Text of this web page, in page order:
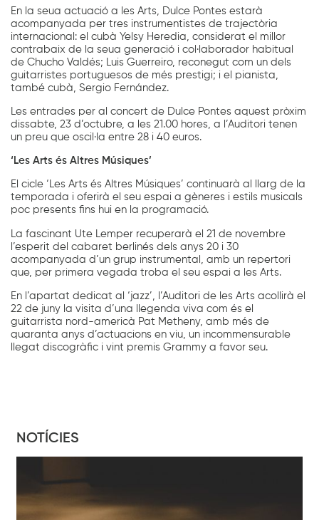
En la seua actuació a les Arts, Dulce Pontes estarà
acompanyada per tres instrumentistes de trajectòria
internacional: el cubà Yelsy Heredia, considerat el millor
contrabaix de la seua generació i col·laborador habitual
de Chucho Valdés; Luis Guerreiro, reconegut com un dels
guitarristes portuguesos de més prestigi; i el pianista,
també cubà, Sergio Fernández.
Les entrades per al concert de Dulce Pontes aquest pròxim
dissabte, 23 d’octubre, a les 21.00 hores, a l’Auditori tenen
un preu que oscil·la entre 28 i 40 euros.
‘Les Arts és Altres Músiques’
El cicle ‘Les Arts és Altres Músiques’ continuarà al llarg de la
temporada i oferirà el seu espai a gèneres i estils musicals
poc presents fins hui en la programació.
La fascinant Ute Lemper recuperarà el 21 de novembre
l’esperit del cabaret berlinés dels anys 20 i 30
acompanyada d’un grup instrumental, amb un repertori
que, per primera vegada troba el seu espai a les Arts.
En l’apartat dedicat al ‘jazz’, l’Auditori de les Arts acollirà el
22 de juny la visita d’una llegenda viva com és el
guitarrista nord-americà Pat Metheny, amb més de
quaranta anys d’actuacions en viu, un incommensurable
llegat discogràfic i vint premis Grammy a favor seu.
NOTÍCIES